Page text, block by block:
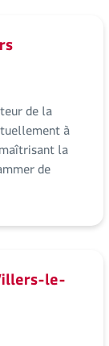
de la
à
la
de
le-